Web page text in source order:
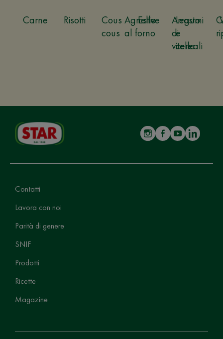
Carne Risotti
Cous
cous
Estive
Legumi
e
cereali
Agnello
al forno
Arrosto
di
vitello
Contatti
Lavora con noi
Parità di genere
SNIF
Prodotti
Ricette
Magazine